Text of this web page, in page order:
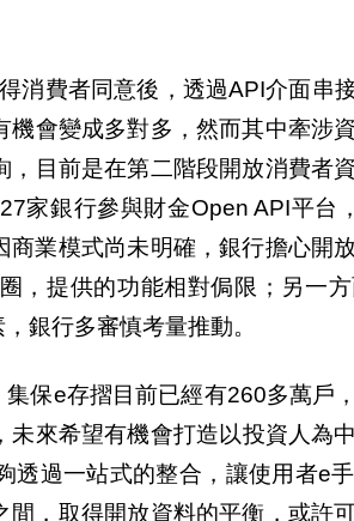
消費者同意後，透過API介面串
機會變成多對多，然而其中牽涉
，目前是在第二階段開放消費者
27家銀行參與財金Open API平台
業模式尚未明確，銀行擔心開
，提供的功能相對侷限； 另一
銀行多審慎考量推動。
集保e存摺目前已經有260多萬戶
未來希望有機會打造以投資人為
透過一站式的整合，讓使用者e
間，取得開放資料的平衡，或許